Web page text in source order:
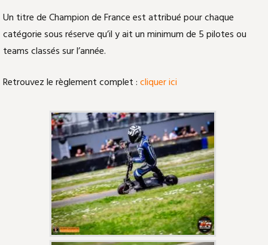
Un titre de Champion de France est attribué pour chaque
catégorie sous réserve qu’il y ait un minimum de 5 pilotes ou
teams classés sur l’année.
Retrouvez le règlement complet :cliquer ici